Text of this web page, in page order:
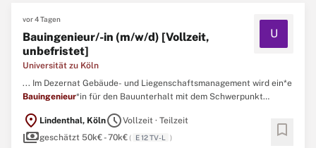
vor 4 Tagen
Bauingenieur/-in (m/w/d) [Vollzeit,
unbefristet]
Universität zu Köln
U
... Im Dezernat Gebäude- und Liegenschaftsmanagement wird ein*e
Bauingenieur*in für den Bauunterhalt mit dem Schwerpunkt
Technisches Gebäudemanagement gesucht. ...
location_on Lindenthal, KölnscheduleVollzeit · Teilzeit
paymentsgeschätzt 50k€ - 70k€( E 12 TV-L ) bookmark